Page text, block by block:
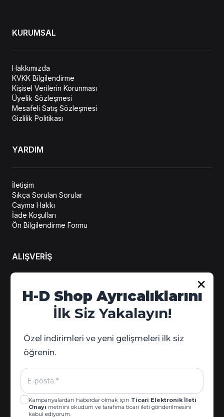
KURUMSAL
Hakkımızda
KVKK Bilgilendirme
Kişisel Verilerin Korunması
Üyelik Sözleşmesi
Mesafeli Satış Sözleşmesi
Gizlilik Politikası
YARDIM
İletişim
Sıkça Sorulan Sorular
Cayma Hakkı
İade Koşulları
Ön Bilgilendirme Formu
ALIŞVERİŞ
Hesabım
Sipariş Takip
Kampanya Detayları
H-D Shop Ayrıcalıklarını
İlk Siz Yakalayın!
Özel indirimleri ve yeni gelişmeleri ilk siz
öğrenin.
Kampanyalardan haberdar olmak için Ticari Elektronik İleti
Onayı metnini okudum ve tarafıma ticari ileti gönderilmesini
kabul ediyorum.